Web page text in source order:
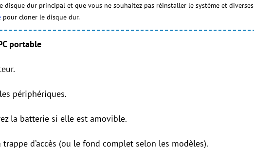
disque dur principal et que vous ne souhaitez pas réinstaller le système et diverses
pour cloner le disque dur.
portable
périphériques.
la batterie si elle est amovible.
trappe d’accès (ou le fond complet selon les modèles).